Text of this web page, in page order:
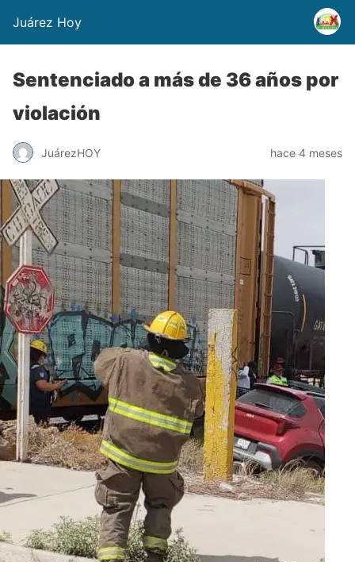
Juárez Hoy
Sentenciado a más de 36 años por
violación
JuárezHOY hace 4 meses